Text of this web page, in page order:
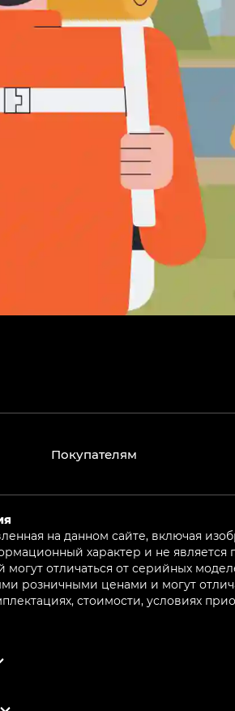
Покупателям
на данном сайте, включая
характер и не
отличаться от серийных
розничными ценами и могут
стоимости, условиях